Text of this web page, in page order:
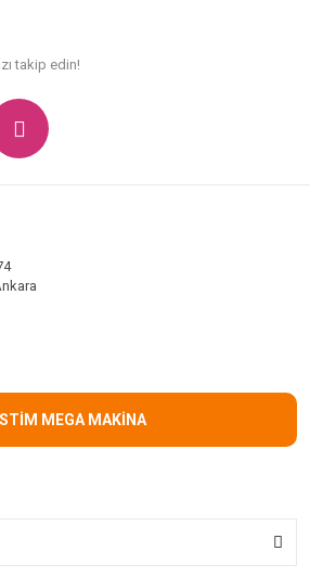
takip edin!
MEGA MAKİNA